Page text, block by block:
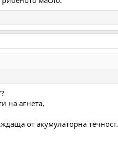
на агнета,
от акумулаторна течност.